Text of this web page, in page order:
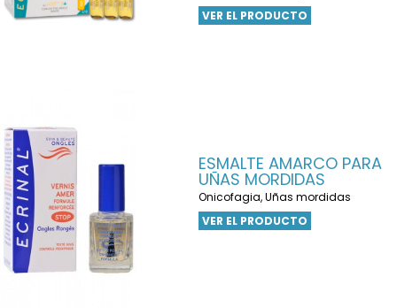
VER EL PRODUCTO
ESMALTE AMARCO PARA
UÑAS MORDIDAS
Onicofagia, Uñas mordidas
VER EL PRODUCTO